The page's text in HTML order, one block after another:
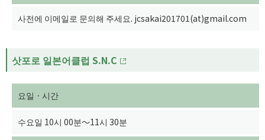
사전에 이메일로 문의해 주세요. jcsakai201701(at)gmail.com
삿포로 일본어클럽 S.N.C
요일ㆍ시간
수요일 10시 00분～11시 30분